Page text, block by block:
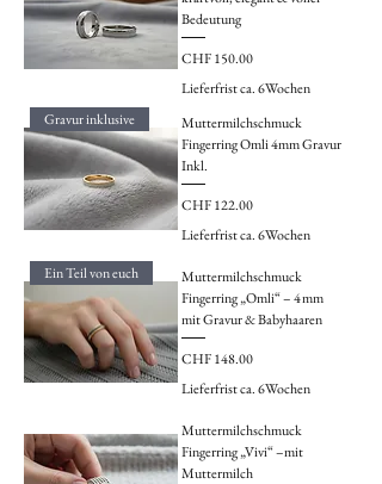
Bedeutung
Preis
CHF 150.00
Lieferfrist ca. 6Wochen
Gravur inklusive
Muttermilchschmuck
Fingerring Omli 4mm Gravur
Inkl.
Preis
CHF 122.00
Lieferfrist ca. 6Wochen
Ein Teil von euch
Muttermilchschmuck
Fingerring „Omli“ – 4 mm
mit Gravur & Babyhaaren
Preis
CHF 148.00
Lieferfrist ca. 6Wochen
Muttermilchschmuck
Fingerring „Vivi“ –mit
Muttermilch